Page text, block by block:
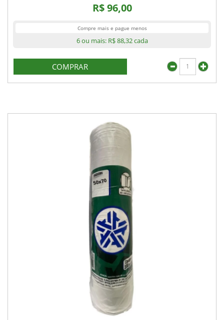
R$ 96,00
Compre mais e pague menos
6 ou mais: R$ 88,32cada
COMPRAR